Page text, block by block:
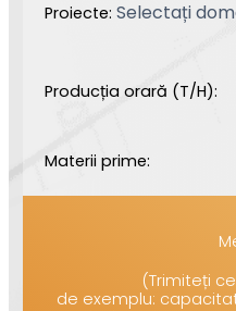
Proiecte:
Producția orară (T/H):
Materii prime:
(Trimiteți
de exemplu: